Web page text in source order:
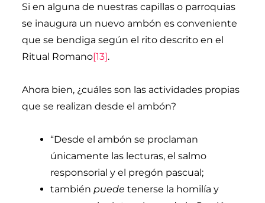
Si en alguna de nuestras capillas o parroquias
se inaugura un nuevo ambón es conveniente
que se bendiga según el rito descrito en el
Ritual Romano[13].
Ahora bien, ¿cuáles son las actividades propias
que se realizan desde el ambón?
“Desde el ambón se proclaman
únicamente las lecturas, el salmo
responsorial y el pregón pascual;
también puede tenerse la homilía y